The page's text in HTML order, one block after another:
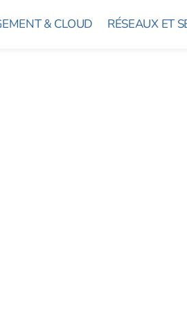
& CLOUD RÉSEAUX ET